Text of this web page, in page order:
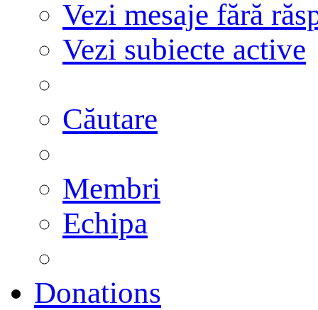
Vezi mesaje fără
Vezi subiecte active
Căutare
Membri
Echipa
Donations